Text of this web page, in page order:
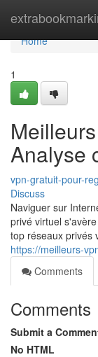
Home
Home
1
Analyse
vpn-gratuit-pour-
Discuss
Naviguer sur
privé virtuel
top réseaux privés
https://meilleurs-
Comments
Comments
Submit a
No HTML